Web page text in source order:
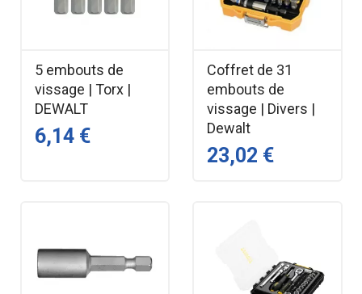
5 embouts de
vissage | Torx |
DEWALT
6,14 €
Coffret de 31
embouts de
vissage | Divers |
Dewalt
23,02 €